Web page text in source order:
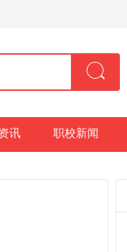
讯 职校新闻